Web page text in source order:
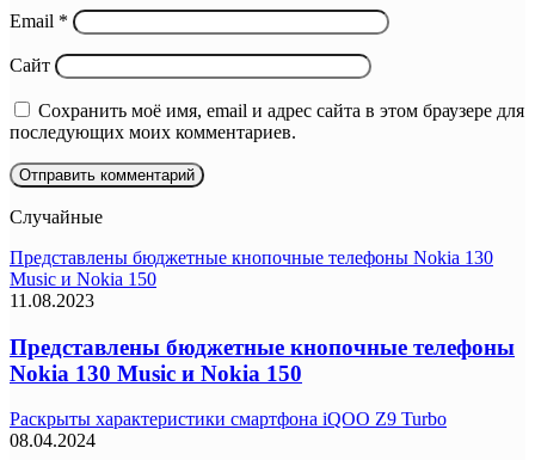
Email *
Сайт
Сохранить моё имя, email и адрес сайта в этом браузере для
последующих моих комментариев.
Случайные
Представлены бюджетные кнопочные телефоны Nokia 130
Music и Nokia 150
11.08.2023
Представлены бюджетные кнопочные телефоны
Nokia 130 Music и Nokia 150
Раскрыты характеристики смартфона iQOO Z9 Turbo
08.04.2024